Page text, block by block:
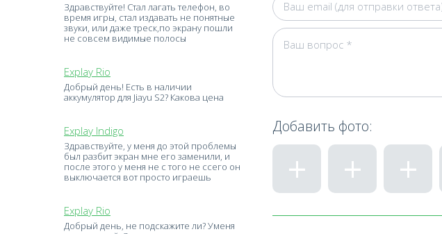
Добавить фото:
Здравствуйте! Стал лагать телефон, во
время игры, стал издавать не понятные
звуки, или даже треск,по экрану пошли
не совсем видимые полосы
Explay Rio
Добрый день! Есть в наличии
аккумулятор для Jiayu S2? Какова цена
Explay Indigo
Здравствуйте, у меня до этой проблемы
был разбит экран мне его заменили, и
после этого у меня не с того не ссего он
выключается вот просто играешь
Explay Rio
Добрый день, не подскажите ли? Уменя